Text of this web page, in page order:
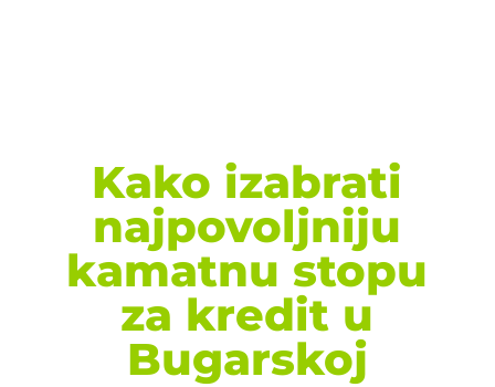
Kako izabrati
najpovoljniju
kamatnu stopu
za kredit u
Bugarskoj